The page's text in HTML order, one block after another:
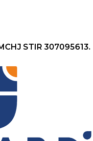
STIR 307095613.